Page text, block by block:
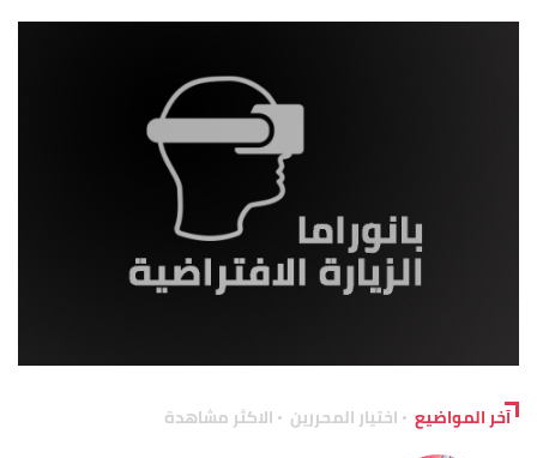
آخر المواضيع اختيار المحررين الاكثر مشاهدة